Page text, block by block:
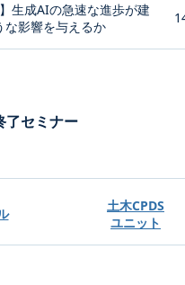
生成AIの急速な進歩が建
な影響を与えるか
了セミナー
土木CPDS
ユニット